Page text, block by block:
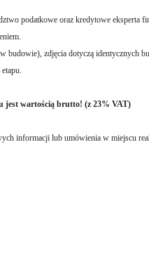
podatkowe oraz kredytowe eksperta
budowie), zdjęcia dotyczą identycznych
jest wartością brutto! (z 23% VAT)
informacji lub umówienia w miejscu